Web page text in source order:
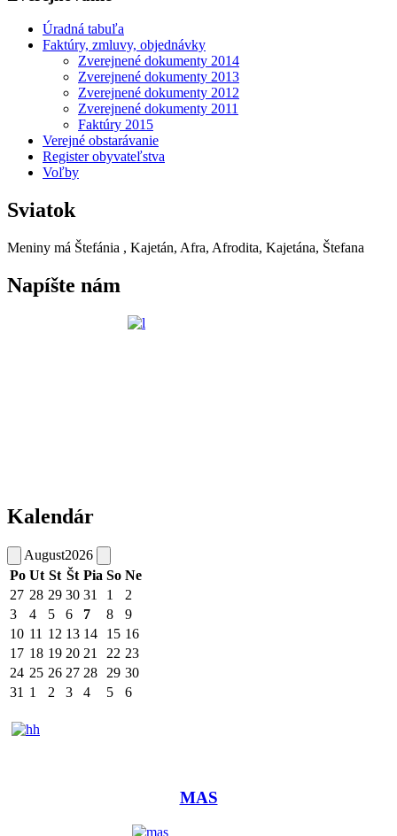
Úradná tabuľa
Faktúry, zmluvy, objednávky
Zverejnené dokumenty 2014
Zverejnené dokumenty 2013
Zverejnené dokumenty 2012
Zverejnené dokumenty 2011
Faktúry 2015
Verejné obstarávanie
Register obyvateľstva
Voľby
Sviatok
Meniny má Štefánia , Kajetán, Afra, Afrodita, Kajetána, Štefana
Napíšte nám
Kalendár
August2026
Po Ut St Št Pia So Ne
27 28 29 30 31 1
2
3
4 5 6 7 8
9
10 11 12 13 14 15 16
17 18 19 20 21 22 23
24 25 26 27 28 29 30
31 1 2 3 4 5 6
MAS